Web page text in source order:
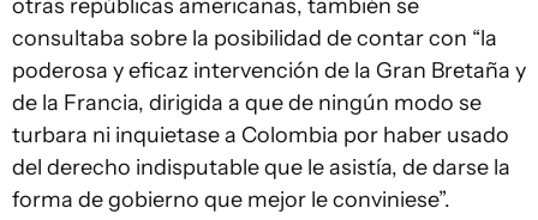
otras repúblicas americanas, también se
consultaba sobre la posibilidad de contar con “la
poderosa y eficaz intervención de la Gran Bretaña y
de la Francia, dirigida a que de ningún modo se
turbara ni inquietase a Colombia por haber usado
del derecho indisputable que le asistía, de darse la
forma de gobierno que mejor le conviniese”.